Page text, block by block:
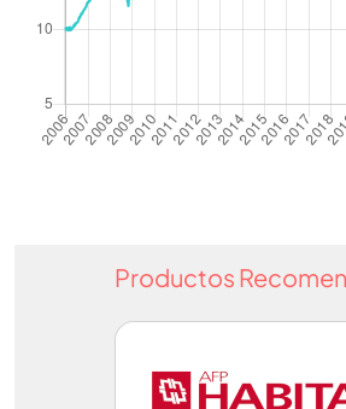
Productos